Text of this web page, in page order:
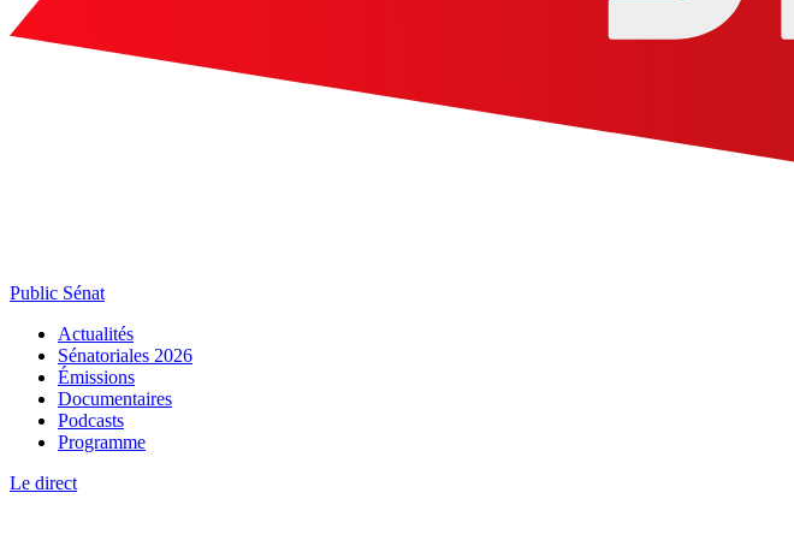
Public Sénat
Actualités
Sénatoriales 2026
Émissions
Documentaires
Podcasts
Programme
Le direct